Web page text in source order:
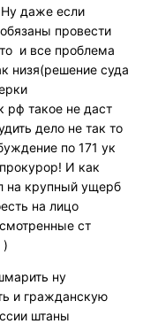
Ну даже если
провести
и все проблема
низя(решение суда
рф такое не даст
дело не так то
по 171 ук
И как
на крупный ущерб
на лицо
ст
)
ну
и гражданскую
штаны